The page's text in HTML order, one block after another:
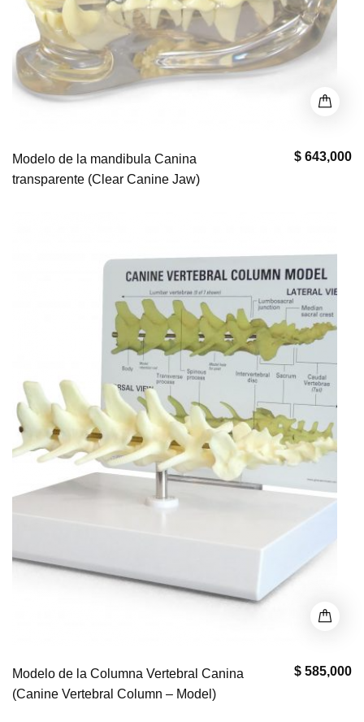
$ 643,000
Modelo de la mandibula Canina
transparente (Clear Canine Jaw)
$ 585,000
Modelo de la Columna Vertebral Canina
(Canine Vertebral Column – Model)